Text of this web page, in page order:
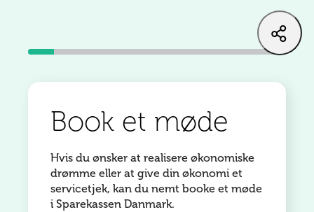
Book et møde
Hvis du ønsker at realisere økonomiske
drømme eller at give din økonomi et
servicetjek, kan du nemt booke et møde
i Sparekassen Danmark.